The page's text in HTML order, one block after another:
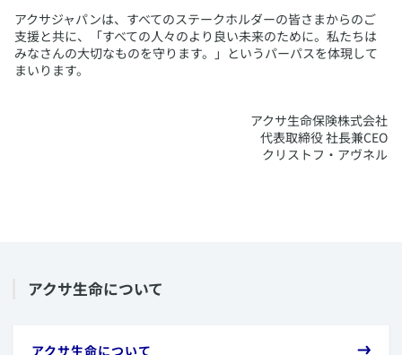
アクサジャパンは、すべてのステークホルダーの皆さまからのご
支援と共に、「すべての人々のより良い未来のために。私たちは
みなさんの大切なものを守ります。」というパーパスを体現して
まいります。
アクサ生命保険株式会社
代表取締役 社長兼CEO
クリストフ・アヴネル
​アクサ生命について
​アクサ生命について